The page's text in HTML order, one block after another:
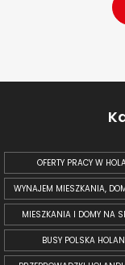
OFERTY PRACY W
WYNAJEM MIESZKANIA,
MIESZKANIA I DOMY NA
BUSY POLSKA